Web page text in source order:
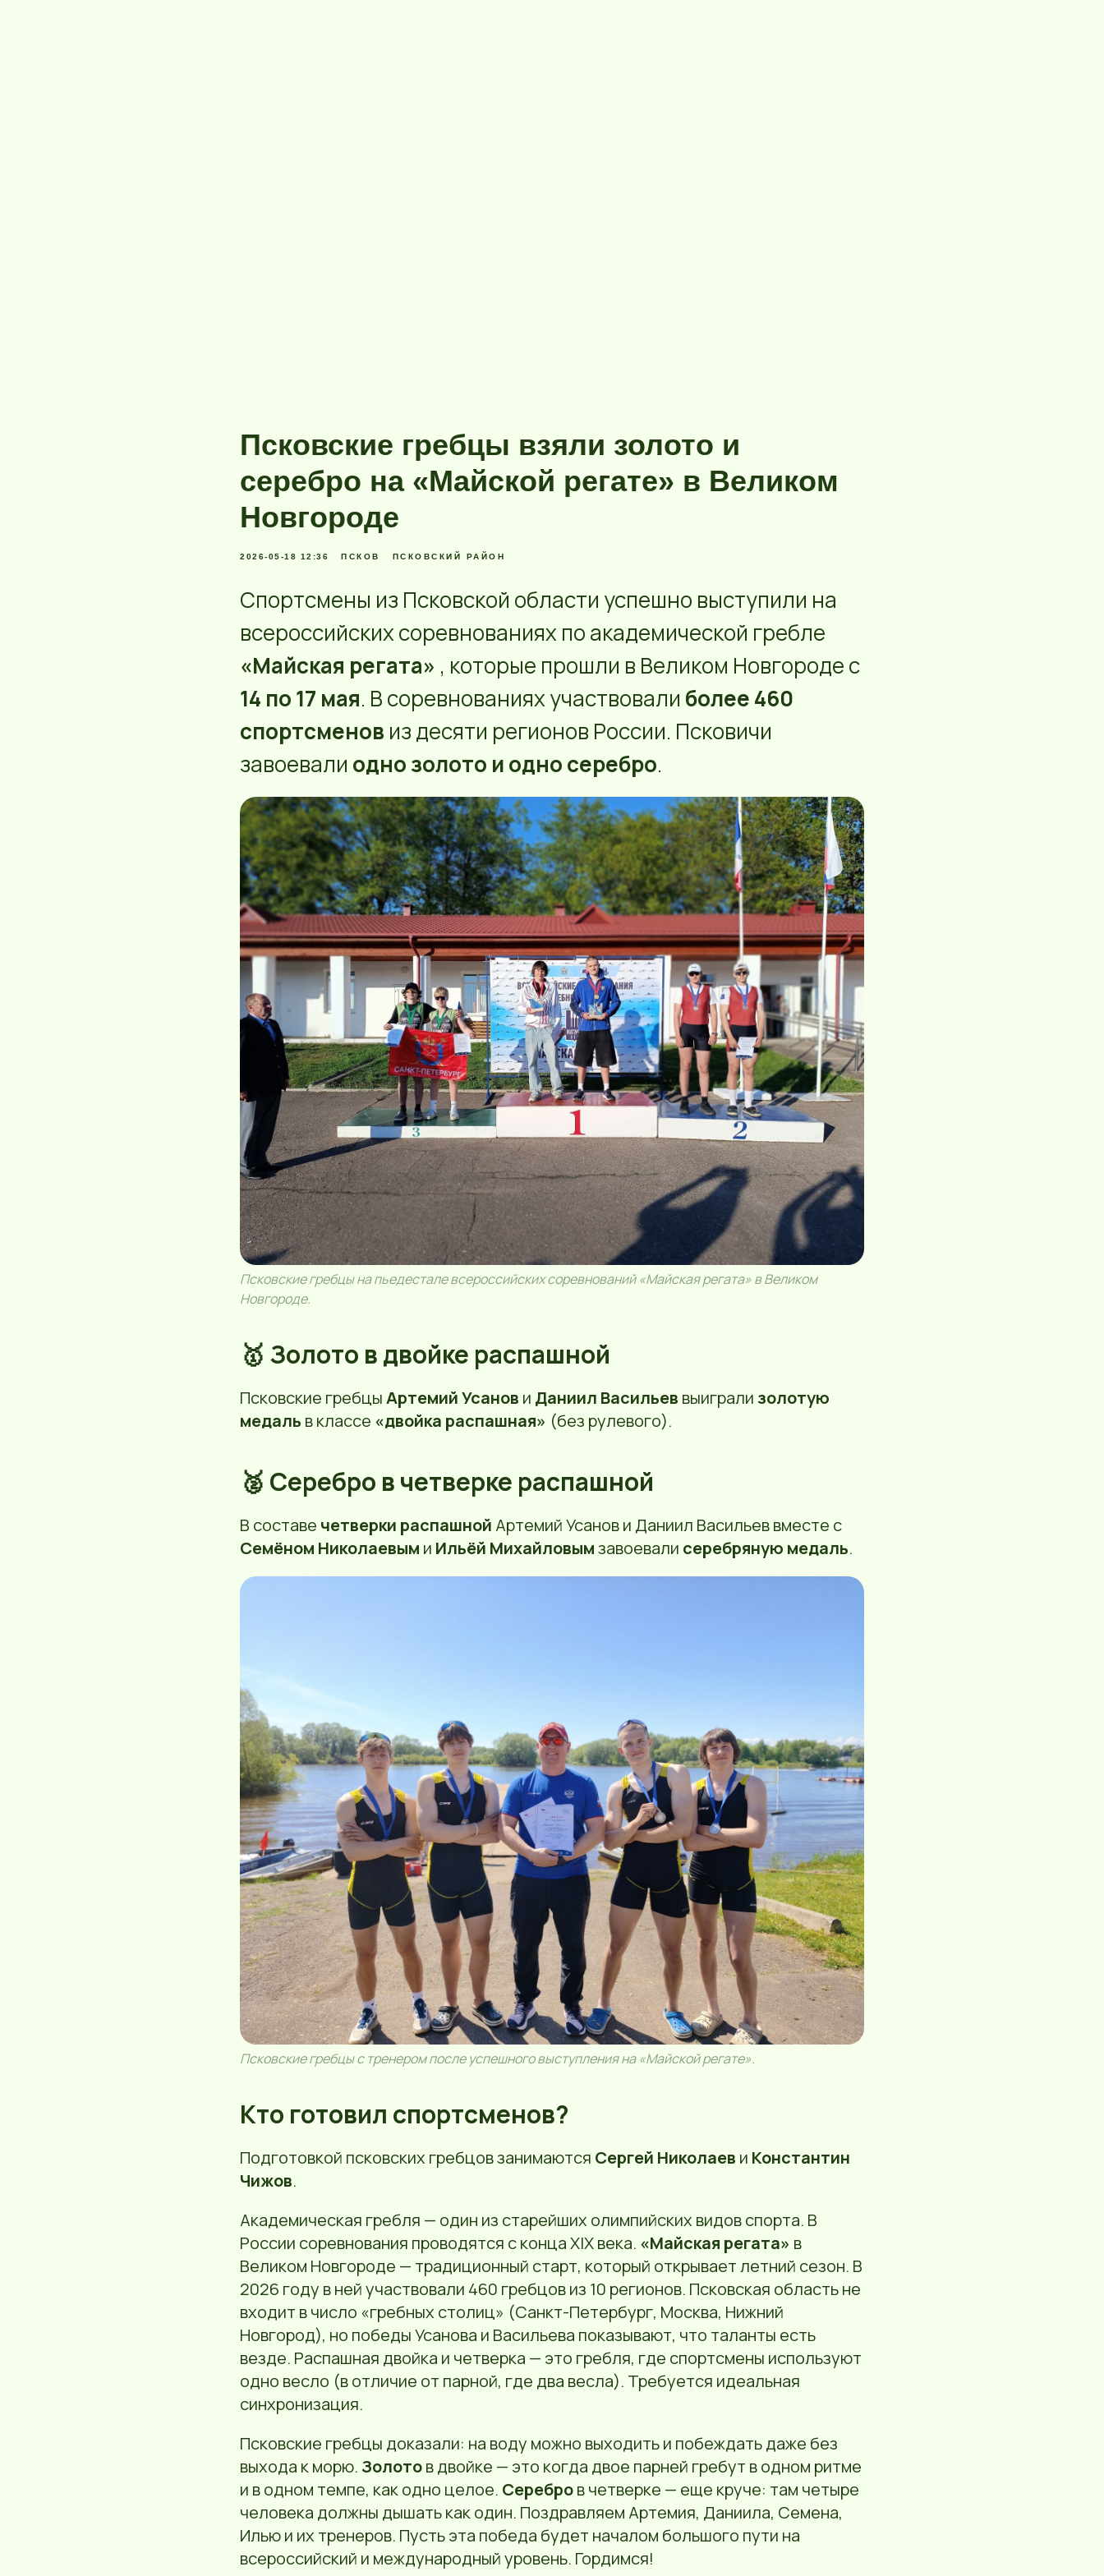
Псковские гребцы взяли золото и
серебро на «Майской регате» в Великом
Новгороде
2026-05-18 12:36 ПСКОВ ПСКОВСКИЙ РАЙОН
Спортсмены из Псковской области успешно выступили на
всероссийских соревнованиях по академической гребле
«Майская регата» , которые прошли в Великом Новгороде с
14 по 17 мая. В соревнованиях участвовали более 460
спортсменов из десяти регионов России. Псковичи
завоевали одно золото и одно серебро.
Псковские гребцы на пьедестале всероссийских соревнований «Майская регата» в Великом
Новгороде.
🥇 Золото в двойке распашной
Псковские гребцыАртемий Усанов и Даниил Васильев выигрализолотую
медаль в классе «двойка распашная» (без рулевого).
🥈 Серебро в четверке распашной
В составе четверки распашной Артемий Усанов и Даниил Васильев вместе с
Семёном Николаевым и Ильёй Михайловымзавоевали серебряную медаль.
Псковские гребцы с тренером после успешного выступления на «Майской регате».
Кто готовил спортсменов?
Подготовкой псковских гребцов занимаются Сергей Николаев и Константин
Чижов.
Академическая гребля — один из старейших олимпийских видов спорта. В
России соревнования проводятся с конца XIX века. «Майская регата» в
Великом Новгороде — традиционный старт, который открывает летний сезон. В
2026 году в ней участвовали 460 гребцов из 10 регионов. Псковская область не
входит в число «гребных столиц» (Санкт-Петербург, Москва, Нижний
Новгород), но победы Усанова и Васильева показывают, что таланты есть
везде. Распашная двойка и четверка — это гребля, где спортсмены используют
одно весло (в отличие от парной, где два весла). Требуется идеальная
синхронизация.
Псковские гребцы доказали: на воду можно выходить и побеждать даже без
выхода к морю. Золотов двойке — это когда двое парней гребут в одном ритме
и в одном темпе, как одно целое. Серебров четверке — еще круче: там четыре
человека должны дышать как один. Поздравляем Артемия, Даниила, Семена,
Илью и их тренеров. Пусть эта победа будет началом большого пути на
всероссийский и международный уровень. Гордимся!